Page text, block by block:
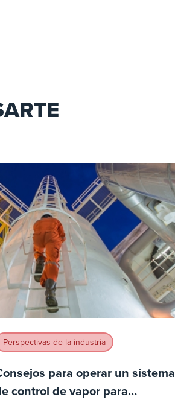
Perspectivas de la industria
para operar un sistema
control de vapor para